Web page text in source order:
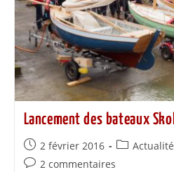
Lancement des bateaux
2 février 2016
2 commentaires